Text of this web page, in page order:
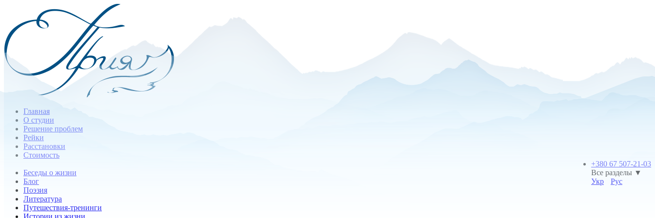
Главная
О студии
Решение проблем
Рейки
Расстановки
Стоимость
+380 67 507-21-03
Все разделы ▼
Укр
Рус
Беседы о жизни
Блог
Поэзия
Литература
Путешествия-тренинги
Истории из жизни